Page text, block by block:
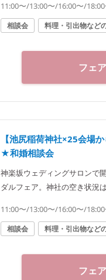
◆神楽坂ウェディングサロン（神社結婚式.jp）◆
1 tel 03-6265-0866 11：00～
徒歩1分
11:00〜/13:00〜/16:00〜/
相談会 料理・引出物など
フェ
【池尻稲荷神社×25会場
★和婚相談会
神楽坂ウェディングサロンで
ダルフェア。神社の空き状況
◆神楽坂ウェディングサロン（神社結婚式.jp）◆
1 tel 03-6265-0866 11：00～
徒歩1分
11:00〜/13:00〜/16:00〜/
相談会 料理・引出物など
フェ